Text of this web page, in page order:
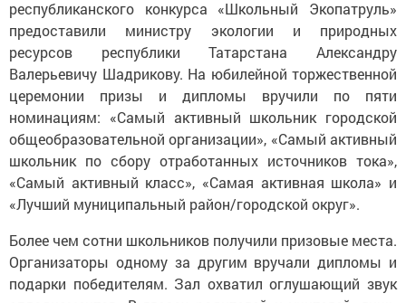
предоставили министру экологии и природных
ресурсов республики Татарстана Александру
Валерьевичу Шадрикову. На юбилейной торжественной
церемонии призы и дипломы вручили по пяти
номинациям: «Самый активный школьник городской
общеобразовательной организации», «Самый активный
школьник по сбору отработанных источников тока»,
«Самый активный класс», «Самая активная школа» и
«Лучший муниципальный район/городской округ».
Организаторы одному за другим вручали дипломы и
подарки победителям. Зал охватил оглушающий звук
аплодисментов. В глазах родителей и учителей, лишь